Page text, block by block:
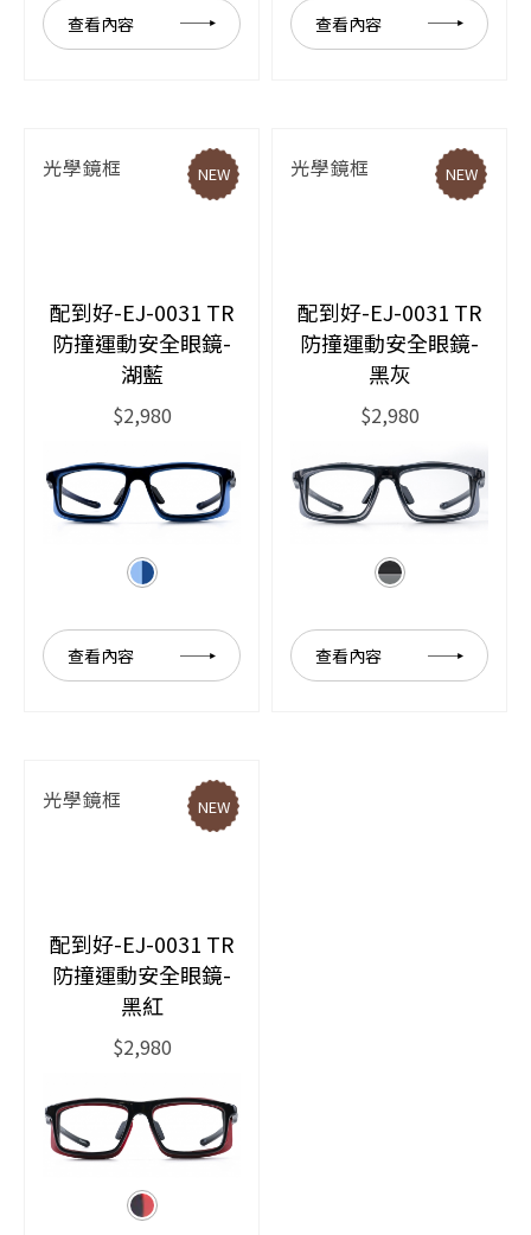
查看內容 查看內容
光學鏡框 NEW
配到好-EJ-0031 TR
防撞運動安全眼鏡-
湖藍
$2,980
查看內容
光學鏡框 NEW
配到好-EJ-0031 TR
防撞運動安全眼鏡-
黑灰
$2,980
查看內容
光學鏡框 NEW
配到好-EJ-0031 TR
防撞運動安全眼鏡-
黑紅
$2,980